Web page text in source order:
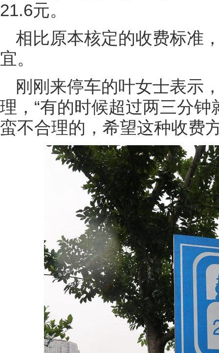
21.6元。
相比原本核定的收费标准
宜。
刚刚来停车的叶女士表示
理，“有的时候超过两三分
蛮不合理的，希望这种收费